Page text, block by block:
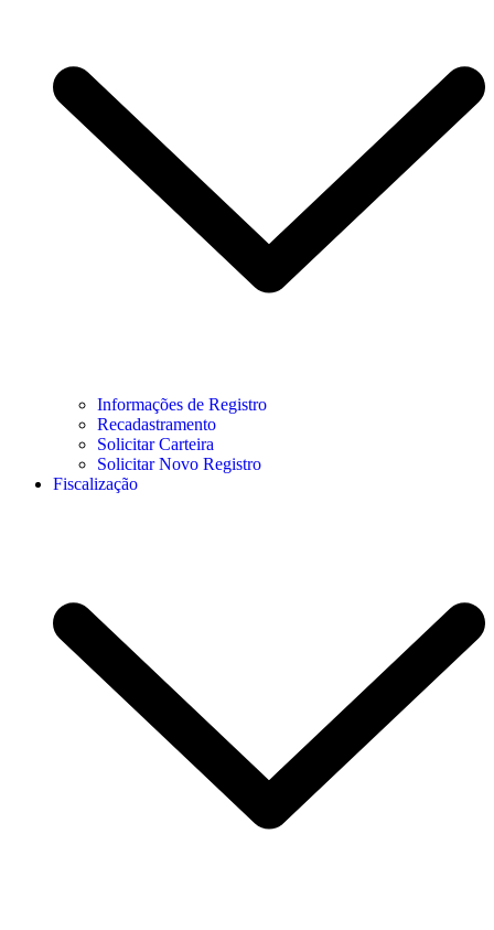
Informações de Registro
Recadastramento
Solicitar Carteira
Solicitar Novo Registro
Fiscalização